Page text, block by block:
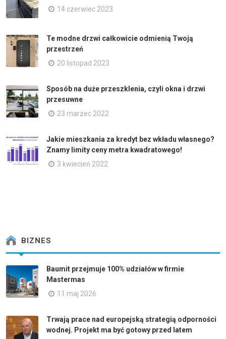
14 czerwiec 2023
Te modne drzwi całkowicie odmienią Twoją
przestrzeń
20 listopad 2023
Sposób na duże przeszklenia, czyli okna i drzwi
przesuwne
23 marzec 2022
Jakie mieszkania za kredyt bez wkładu własnego?
Znamy limity ceny metra kwadratowego!
3 kwiecień 2022
BIZNES
Baumit przejmuje 100% udziałów w firmie
Mastermas
11 maj 2026
Trwają prace nad europejską strategią odporności
wodnej. Projekt ma być gotowy przed latem